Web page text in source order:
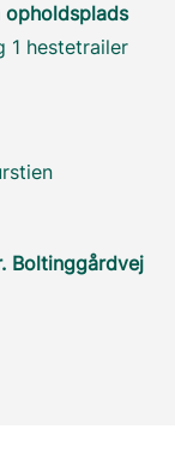
1 hestetrailer
Boltinggårdvej